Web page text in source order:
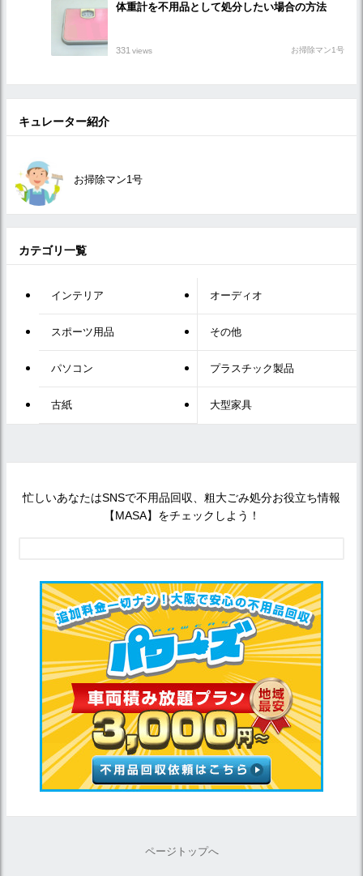
体重計を不用品として処分したい場合の方法
331 views お掃除マン1号
キュレーター紹介
お掃除マン1号
カテゴリ一覧
インテリア オーディオ
スポーツ用品 その他
パソコン プラスチック製品
古紙 大型家具
忙しいあなたはSNSで不用品回収、粗大ごみ処分お役立ち情報
【MASA】をチェックしよう！
ページトップへ